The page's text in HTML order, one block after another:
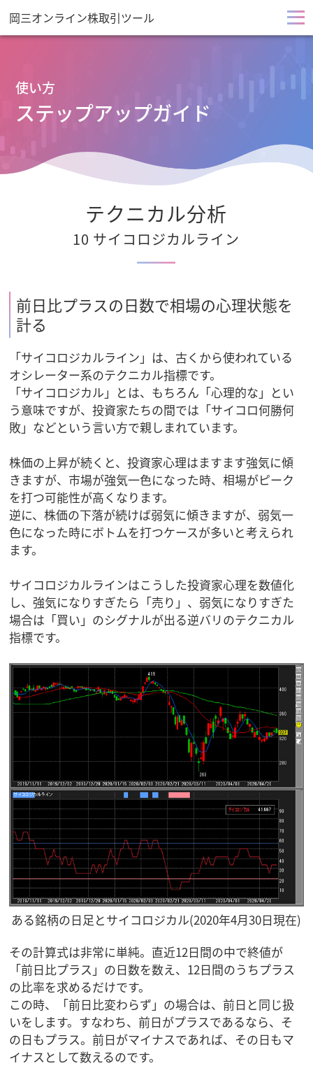
岡三オンライン株取引ツール メ
ュ
を
使い方
ステップアップガイド
テクニカル分析
10 サイコロジカルライン
前日比プラスの日数で相場の心理状態を
計る
「サイコロジカルライン」は、古くから使われている
オシレーター系のテクニカル指標です。
「サイコロジカル」とは、もちろん「心理的な」とい
う意味ですが、投資家たちの間では「サイコロ何勝何
敗」などという言い方で親しまれています。
株価の上昇が続くと、投資家心理はますます強気に傾
きますが、市場が強気一色になった時、相場がピーク
を打つ可能性が高くなります。
逆に、株価の下落が続けば弱気に傾きますが、弱気一
色になった時にボトムを打つケースが多いと考えられ
ます。
サイコロジカルラインはこうした投資家心理を数値化
し、強気になりすぎたら「売り」、弱気になりすぎた
場合は「買い」のシグナルが出る逆バリのテクニカル
指標です。
ある銘柄の日足とサイコロジカル(2020年4月30日現在)
その計算式は非常に単純。直近12日間の中で終値が
「前日比プラス」の日数を数え、12日間のうちプラス
の比率を求めるだけです。
この時、「前日比変わらず」の場合は、前日と同じ扱
いをします。すなわち、前日がプラスであるなら、そ
の日もプラス。前日がマイナスであれば、その日もマ
イナスとして数えるのです。